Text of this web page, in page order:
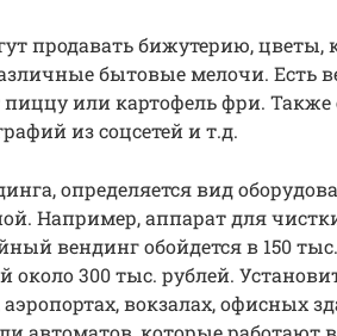
продавать бижутерию, цветы,
бытовые мелочи. Есть
или картофель фри. Также
из соцсетей и т.д.
определяется вид
Например, аппарат для
вендинг обойдется в 150
300 тыс. рублей.
вокзалах, офисных